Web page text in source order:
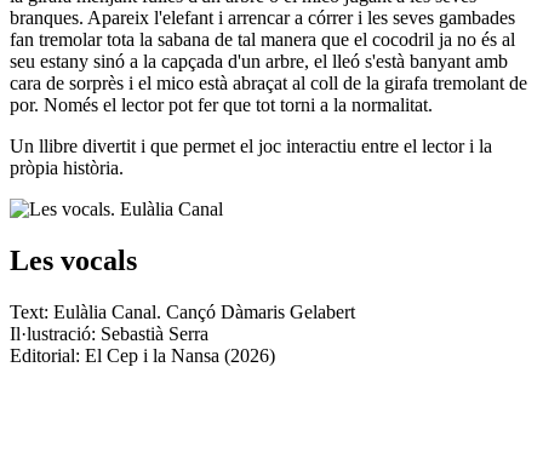
branques. Apareix l'elefant i arrencar a córrer i les seves gambades
fan tremolar tota la sabana de tal manera que el cocodril ja no és al
seu estany sinó a la capçada d'un arbre, el lleó s'està banyant amb
cara de sorprès i el mico està abraçat al coll de la girafa tremolant de
por. Només el lector pot fer que tot torni a la normalitat.
Un llibre divertit i que permet el joc interactiu entre el lector i la
pròpia història.
Les vocals
Text: Eulàlia Canal. Cançó Dàmaris Gelabert
Il·lustració: Sebastià Serra
Editorial: El Cep i la Nansa (2026)